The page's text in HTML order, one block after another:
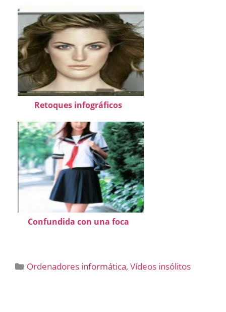
Retoques infográficos
Confundida con una foca
Categorías
Ordenadores informática,Vídeos insólitos